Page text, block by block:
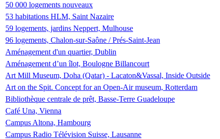
50 000 logements nouveaux
53 habitations HLM, Saint Nazaire
59 logements, jardins Neppert, Mulhouse
96 logements, Chalon-sur-Saône / Prés-Saint-Jean
Aménagement d'un quartier, Dublin
Aménagement d’un îlot, Boulogne Billancourt
Art Mill Museum, Doha (Qatar) - Lacaton&Vassal, Inside Outside
Art on the Spit. Concept for an Open-Air museum, Rotterdam
Bibliothèque centrale de prêt, Basse-Terre Guadeloupe
Café Una, Vienna
Campus Altona, Hambourg
Campus Radio Télévision Suisse, Lausanne